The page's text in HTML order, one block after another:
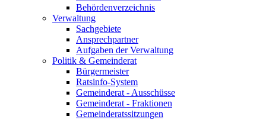
Behördenverzeichnis
Verwaltung
Sachgebiete
Ansprechpartner
Aufgaben der Verwaltung
Politik & Gemeinderat
Bürgermeister
Ratsinfo-System
Gemeinderat - Ausschüsse
Gemeinderat - Fraktionen
Gemeinderatssitzungen